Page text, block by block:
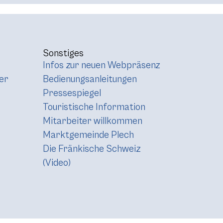
Sonstiges
Infos zur neuen Webpräsenz
Bedienungsanleitungen
Pressespiegel
Touristische Information
Mitarbeiter willkommen
Marktgemeinde Plech
Die Fränkische Schweiz
(Video)